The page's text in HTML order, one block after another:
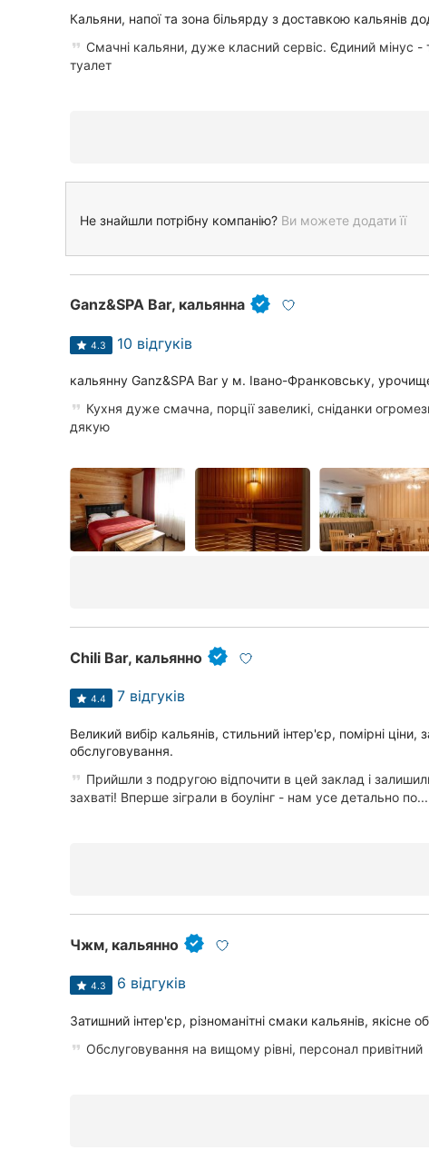
Кальяни, напої та зона більярду з доставкою кальянів
Смачні кальяни, дуже класний сервіс. Єдиний мінус
туалет
Не знайшли потрібну компанію? Ви можете додати її
Ganz&SPA Bar, кальянна
4.3 10 відгуків
кальянну Ganz&SPA Bar у м. Івано-Франковську,
Кухня дуже смачна, порції завеликі, сніданки
дякую
Chili Bar, кальянно
4.4 7 відгуків
Великий вибір кальянів, стильний інтер'єр, помірні
обслуговування.
Прийшли з подругою відпочити в цей заклад і
захваті! Вперше зіграли в боулінг - нам усе детально по...
Чжм, кальянно
4.3 6 відгуків
Затишний інтер'єр, різноманітні смаки кальянів, якісне
Обслуговування на вищому рівні, персонал привітний